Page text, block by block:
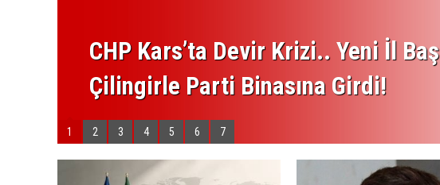
CHP Kars’ta Devir Krizi.. Yeni İl
Çilingirle Parti Binasına Girdi!
1 2 3 4 5 6 7